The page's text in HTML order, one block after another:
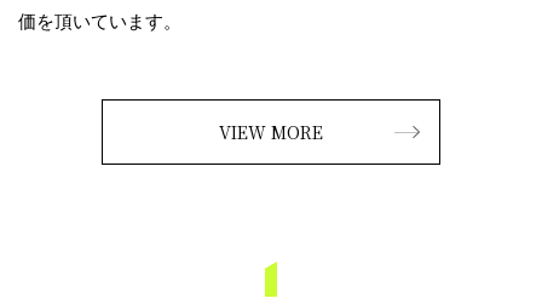
価を頂いています。
VIEW MORE